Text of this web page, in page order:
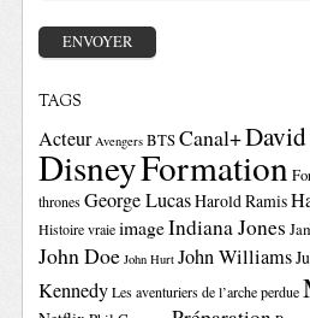
TAGS
Acteur Avengers BTSCanal+
DisneyFormation
thrones George LucasHarold Ramis
Histoire vraie imageIndiana Jones
John Doe John Hurt John Williams
Kennedy Les aventuriers de l’arche perdue